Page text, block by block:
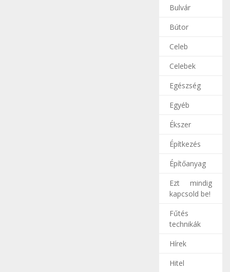
Bulvár
Bútor
Celeb
Celebek
Egészség
Egyéb
Ékszer
Építkezés
Építőanyag
Ezt mindig
kapcsold be!
Fűtés
technikák
Hírek
Hitel